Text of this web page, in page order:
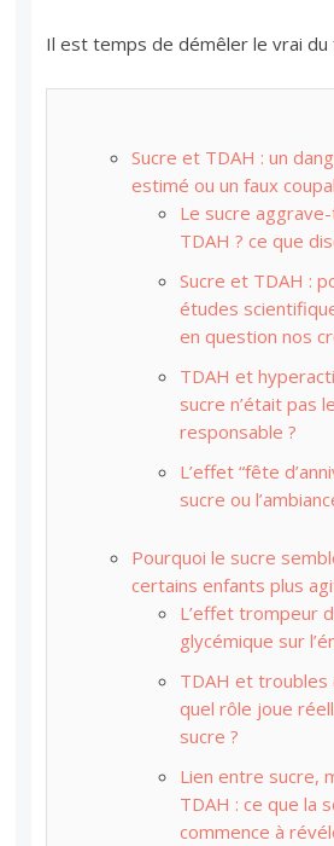
Il est temps de démêler le vrai du
Sucre et TDAH : un
estimé ou un faux
Le sucre
TDAH ? ce que
Sucre et TDAH :
études
en question nos
TDAH et
sucre n’était pas
responsable ?
L’effet “fête
sucre ou
Pourquoi le sucre
certains enfants plus
L’effet trompeur
glycémique sur
TDAH et troubles
quel rôle joue
sucre ?
Lien entre sucre,
TDAH : ce que la
commence à